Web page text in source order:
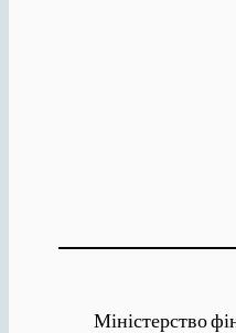
Міністерство